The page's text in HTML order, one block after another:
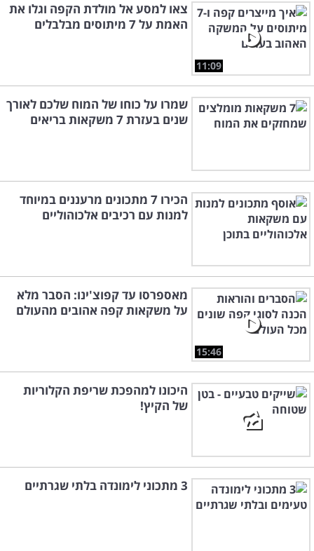
11:09
צאו למסע אל מולדת הקפה וגלו את
האמת על 7 מיתוסים מבלבלים
שמרו על כוחו של המוח שלכם לאורך
שנים בעזרת 7 משקאות בריאים
הכירו 7 מתכונים מרעננים במיוחד
למנות עם רכיבים אלכוהוליים
15:46
מאספרסו עד קפוצ'ינו: הסבר מלא
על משקאות קפה אהובים מהעולם
היכונו למהפכת שריפת הקלוריות
של הקיץ!
3 מתכוני לימונדה בלתי שגרתיים